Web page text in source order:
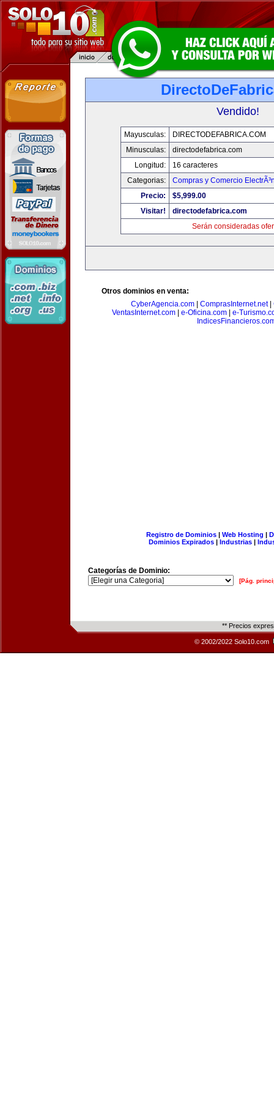
Vendido!
Mayusculas:
DIRECTODEFABRICA.COM
Minusculas:
directodefabrica.com
Longitud:
16 caracteres
Categorias:
Compras y Comercio
Precio:
$5,999.00
Visitar!
directodefabrica.com
Serán consideradas
Otros dominios en venta:
CyberAgencia.com| ComprasInternet.net|
VentasInternet.com
e-Oficina.com
e-
Registro de Dominios| Web Hosting |
Dominios Expirados | Industrias |
Categorías de Dominio:
[Pág.
** Precios
© 2002/2022 Solo10.com